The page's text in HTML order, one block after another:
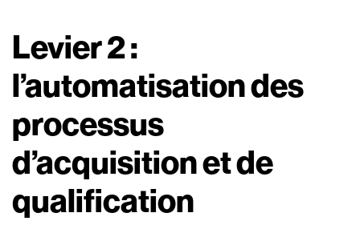
Levier 2 :
l’automatisation des
processus
d’acquisition et de
qualification